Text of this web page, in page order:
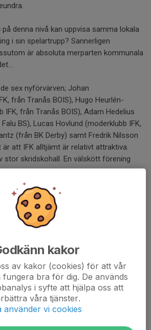
denna nivå kan uppvisa samma lokala
i sin spelartrupp? Sannerligen
är absoluta merparten kommunala
sex nyförvärven; Johan
från Tranås BOIS), Hugo Heurlén-
IFK, från Tranås BOIS), Adam Hedelius
BS), Lucas Hovlund (moderklubb IFK,
(från BK Derby) samt Fredrik Nilsson
är att IFK alltjämt är relativt attraktiva.
stor skridskohall. En välskött förening
så har undertecknad förstått att det
frågetecken. Var hamnar skridskostarke
som sökt diverse utbildningar? Finns
kommer att lämna ett stort hål efter
Anton Spångberg, som tålmodigt kämpar
blir spelklar (men hälsan går först) blir
Vi håller alla tummar för mini-Spånga i
kakor
av kakor (cookies) för att vår
fungera bra för dig. De används
i syfte att hjälpa oss att
våra tjänster.
använder vi cookies